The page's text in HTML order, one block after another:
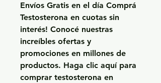
Envíos Gratis en el día Comprá
Testosterona en cuotas sin
interés! Conocé nuestras
increíbles ofertas y
promociones en millones de
productos. Haga clic aquí para
comprar testosterona en